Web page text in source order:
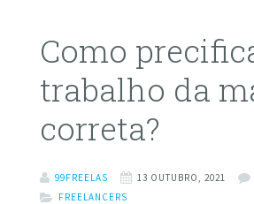
Como
trabalho da
correta?
99FREELAS 13 OUTUBRO, 2021
FREELANCERS